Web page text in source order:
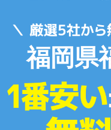
福岡県